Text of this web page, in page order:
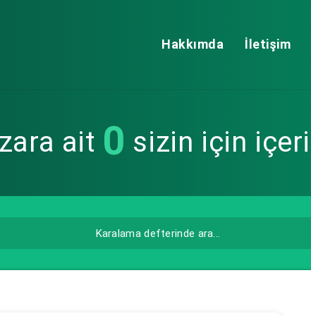
Hakkımda İletişim
ait 0 sizin için